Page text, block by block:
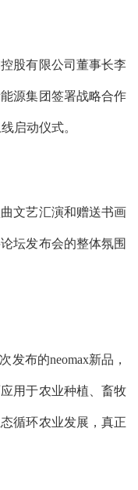
股有限公司董事长李
源集团签署战略合作
启动仪式。
文艺汇演和赠送书画
坛发布会的整体氛围
发布的neomax新品，
用于农业种植、畜牧
循环农业发展，真正